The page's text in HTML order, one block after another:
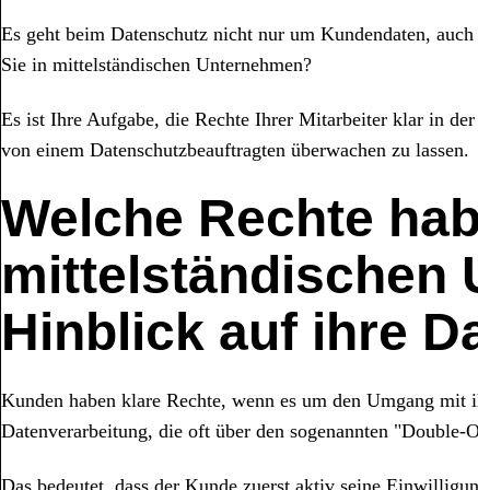
Es geht beim Datenschutz nicht nur um Kundendaten,
Sie in mittelständischen Unternehmen?
Es ist Ihre Aufgabe, die Rechte Ihrer Mitarbeiter klar in
von einem Datenschutzbeauftragten überwachen zu lassen.
Welche Rechte
mittelständischen
Hinblick auf ihre
Kunden haben klare Rechte, wenn es um den Umgang
Datenverarbeitung, die oft über den sogenannten "Double-